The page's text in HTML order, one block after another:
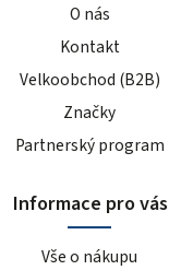
O nás
Kontakt
Velkoobchod (B2B)
Značky
Partnerský program
Informace pro vás
Vše o nákupu